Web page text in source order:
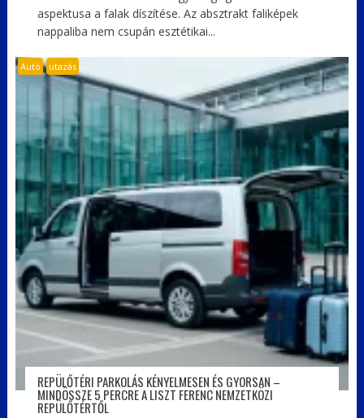
aspektusa a falak díszítése. Az absztrakt faliképek
nappaliba nem csupán esztétikai...
Autó utazás
REPÜLŐTÉRI PARKOLÁS KÉNYELMESEN ÉS GYORSAN –
MINDÖSSZE 5 PERCRE A LISZT FERENC NEMZETKÖZI
REPÜLŐTÉRTŐL